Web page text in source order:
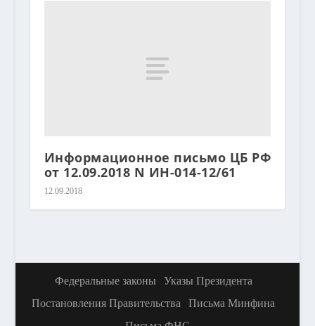
Информационное письмо ЦБ РФ
от 12.09.2018 N ИН-014-12/61
12.09.2018
Федеральные законы
Указы Президента
Постановления Правительства
Письма Минфина